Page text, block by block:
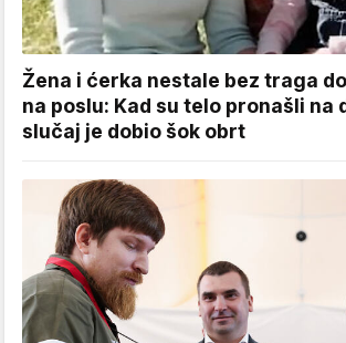
Žena i ćerka nestale bez traga
na poslu: Kad su telo pronašli na
slučaj je dobio šok obrt